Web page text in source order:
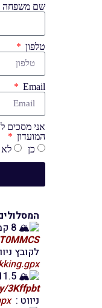
שם משפחה
טלפון
Email
אני מסכים
המועדון
כן
לא
לקובץ
3Kffpbt
ניווט :